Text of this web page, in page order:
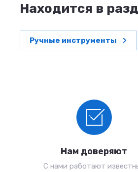
Находится в
Ручные инструменты
Нам доверяют
С нами работают